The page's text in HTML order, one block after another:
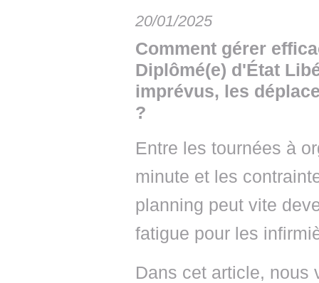
20/01/2025
Comment gérer
Diplômé(e) d'État
imprévus, les
?
Entre les tournées à
minute et les
planning peut vite
fatigue pour les
Dans cet article, nous